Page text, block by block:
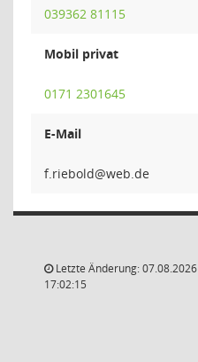
039362 81115
Mobil privat
0171 2301645
E-Mail
dlob
Letzte Änderung: 07.08.2026
17:02:15